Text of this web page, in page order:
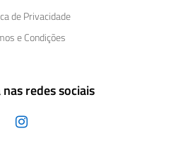
de Privacidade
e Condições
nas redes sociais